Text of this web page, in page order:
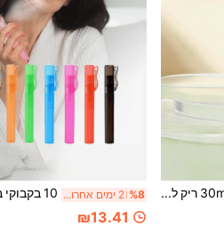
1pc בקבוק זכוכית מט 30ml ריק למילוי חוזר עם משאבה, מיכל למסמך נוזלי, סרום, אמולסיה, דגימות, אחסון לטיולים, בקבוק אחסון למשאבה מתאים לקוסמטיקה, קרם, סרום, שמן, אמולסיה, משאבת קוסמטיקה למילוי חוזר
%8 2 ימים אחרונים
₪13.41